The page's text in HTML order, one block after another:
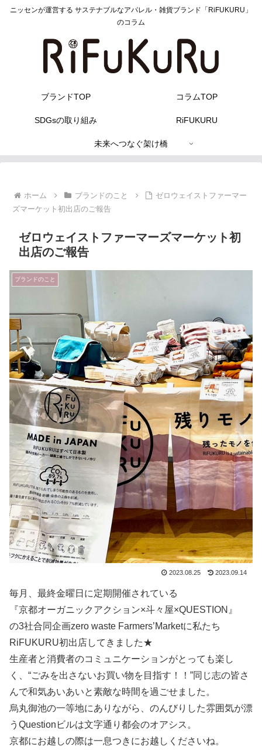
ニッセンが運営する サステナブルなアパレル・雑貨ブランド「RiFUKURU」
のコラム
ブランドTOP コラムTOP
SDGsの取り組み RiFUKURU
未来へつなぐ架け橋
ホーム ブランドのこと
ゼロウェイストファーマー
ズマーケット初出店のご報告
ゼロウェイストファーマーズマーケット初
出店のご報告
ブランドのこと
2023.08.25 2023.09.14
毎月、最終金曜日に定期開催されている
『京都オーガニックアクション×斗々屋×QUESTION』
の3社合同企画zero waste Farmers’Marketに私たち
RiFUKURU初出店してきました★
生産者と消費者のコミュニケーションがとっても楽し
く、“ごみを出さないお買い物を目指す！！”同じ志の皆さ
んで和気あいあいと素敵な時間を過ごせました。
烏丸御池の一等地にありながら、のんびりした雰囲気が漂
うQuestionビルは文字通り都会のオアシス。
京都にお越しの際は一息つきにお越しくださいね。